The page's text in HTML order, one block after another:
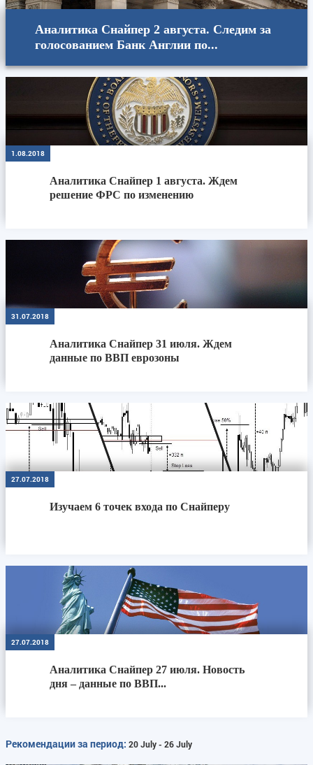
Аналитика Снайпер 2 августа. Следим за
голосованием Банк Англии по...
1.08.2018
Аналитика Снайпер 1 августа. Ждем
решение ФРС по изменению
31.07.2018
Аналитика Снайпер 31 июля. Ждем
данные по ВВП еврозоны
27.07.2018
Изучаем 6 точек входа по Снайперу
27.07.2018
Аналитика Снайпер 27 июля. Новость
дня – данные по ВВП...
Рекомендации за период: 20 July - 26 July